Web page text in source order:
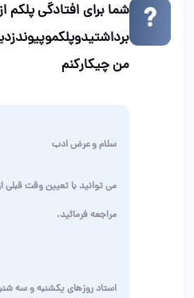
شما برای افتادگی پلکم
من چیکارکنم
سلام و عرض ادب
می توانید با تعیین وقت قبلی
مراجعه فرمائید.
استاد روزهای یکشنبه و سه